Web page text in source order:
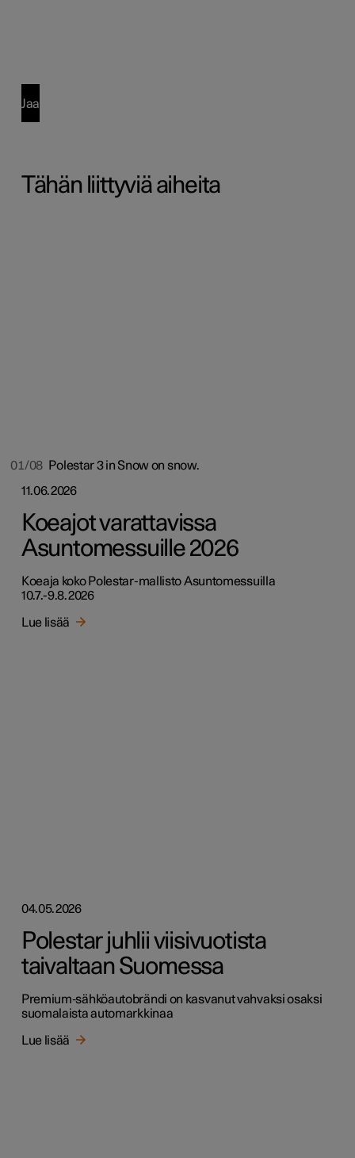
01/08 Polestar 3 in Snow on snow.
Jaa
Tähän liittyviä aiheita
11.06.2026
Koeajot varattavissa
Asuntomessuille 2026
Koeaja koko Polestar-mallisto Asuntomessuilla
10.7.-9.8.2026
Lue lisää
04.05.2026
Polestar juhlii viisivuotista
taivaltaan Suomessa
Premium‑sähköautobrändi on kasvanut vahvaksi osaksi
suomalaista automarkkinaa
Lue lisää